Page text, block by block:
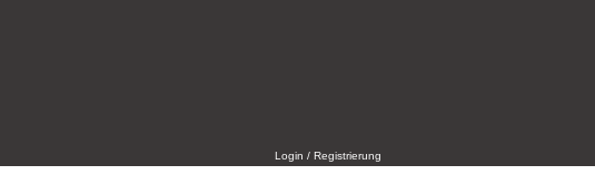
Login / Registrierung